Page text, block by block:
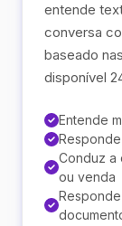
entende
conversa
baseado
disponível
Entende
Conduz a
ou venda